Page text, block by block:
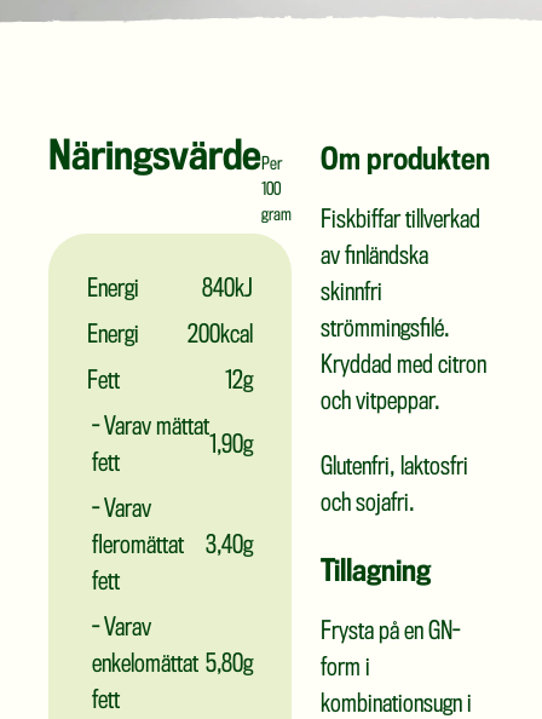
Om produkten
Fiskbiffar tillverkad
av finländska
skinnfri
strömmingsfilé.
Kryddad med citron
och vitpeppar.
Glutenfri, laktosfri
och sojafri.
Tillagning
Frysta på en GN-
form i
kombinationsugn i
NäringsvärdePer
100
gram
Energi
840kJ
Energi
200kcal
Fett
12g
- Varav mättat
fett
1,90g
- Varav
fleromättat
fett
3,40g
- Varav
enkelomättat
fett
5,80g